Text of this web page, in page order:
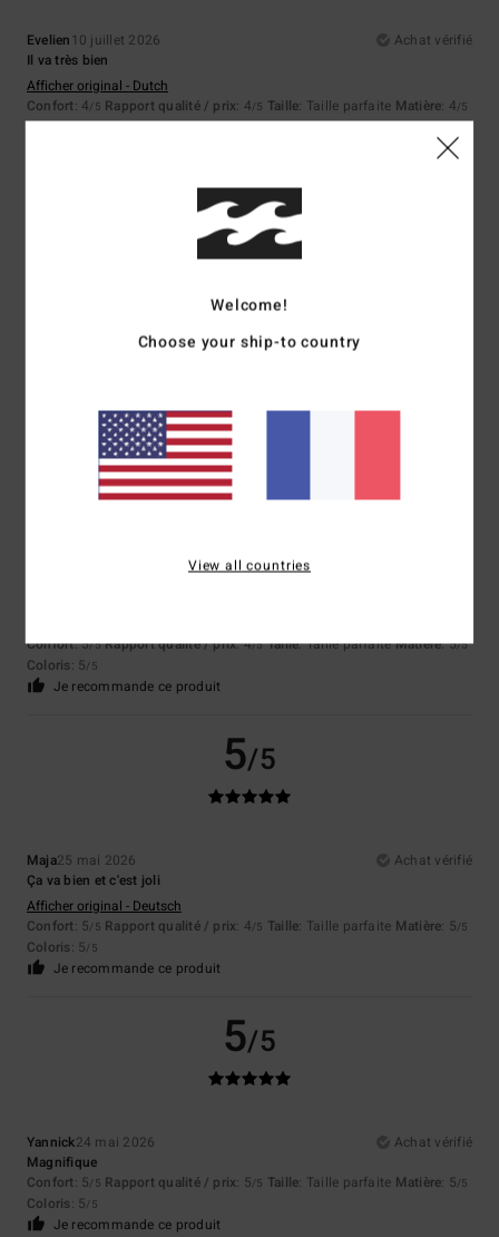
Evelien 10 juillet 2026
Achat vérifié
Il va très bien
Afficher original - Dutch
Confort: 4/5 Rapport qualité / prix: 4/5 Taille: Taille parfaite Matière: 4/5
Coloris: 4
5/5
Très agréable a porte
5
Confort: 5/5 Rapport qualité / prix: 4/5 Taille: Taille parfaiteMatière: 5/5
Coloris: 5/5
Je recommande ce produit
5/5
Maja25 mai 2026
Achat vérifié
Ça va bien et c'est joli
Afficher original - Deutsch
Confort: 5/5 Rapport qualité / prix: 4/5 Taille: Taille parfaite Matière: 5/5
Coloris: 5/5
Je recommande ce produit
5/5
Yannick24 mai 2026
Achat vérifié
Magnifique
Confort: 5/5 Rapport qualité / prix: 5/5 Taille: Taille parfaite Matière: 5/5
Coloris: 5/5
Je recommande ce produit
Welcome!
Choose your ship-to country
View all countries